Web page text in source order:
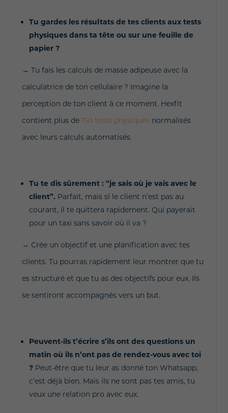
Tu gardes les résultats de tes clients aux tests
physiques dans ta tête ou sur une feuille de
papier ?
→ Tu fais les calculs de masse adipeuse avec la
calculatrice de ton cellulaire ? Imagine la
perception de ton client à ce moment. Hexfit
contient plus de 150 tests physiques normalisés
avec leurs calculs automatisés.
Tu te dis sûrement : “je sais où je vais avec le
client”. Parfait, mais si le client n’est pas au
courant, il te quittera rapidement. Qui payerait
pour un taxi sans savoir où il va ?
→ Crée un objectif et une planification avec tes
clients. Tu pourras rapidement leur montrer que tu
es structuré et que tu as des objectifs pour eux. Ils
se sentiront accompagnés vers un but.
Peuvent-ils t’écrire s’ils ont des questions un
matin où ils n’ont pas de rendez-vous avec toi
? Peut-être que tu leur as donné ton Whatsapp,
c’est déjà bien. Mais ils ne sont pas tes amis, tu
veux une relation pro avec eux.